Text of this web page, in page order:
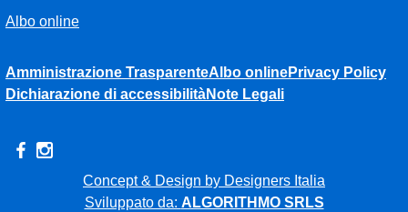
Albo online
Amministrazione TrasparenteAlbo onlinePrivacy Policy
Dichiarazione di accessibilitàNote Legali
Concept & Design by Designers Italia
Sviluppato da: ALGORITHMO SRLS